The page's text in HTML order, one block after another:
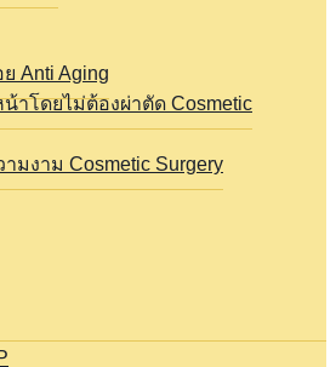
Anti Aging
าโดยไม่ต้องผ่าตัด Cosmetic
มงาม Cosmetic Surgery